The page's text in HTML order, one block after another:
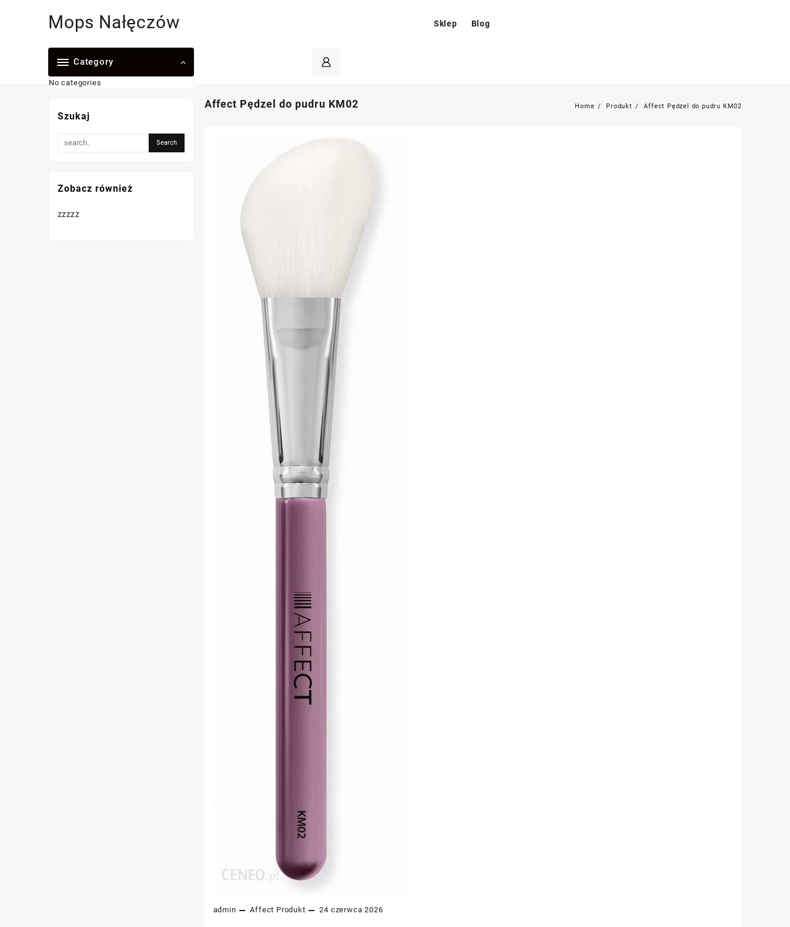
Mops Nałęczów Sklep Blog
Category
No categories
Affect Pędzel do pudru KM02 Home Produkt Affect Pędzel do pudru KM02
admin Affect Produkt 24 czerwca 2026
Szukaj
Zobacz również
zzzzz